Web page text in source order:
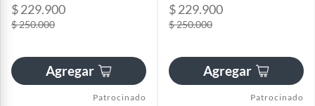
$ 229.900
$ 250.000
Agregar
Patrocinado
$ 229.900
$ 250.000
Agregar
Patrocinado